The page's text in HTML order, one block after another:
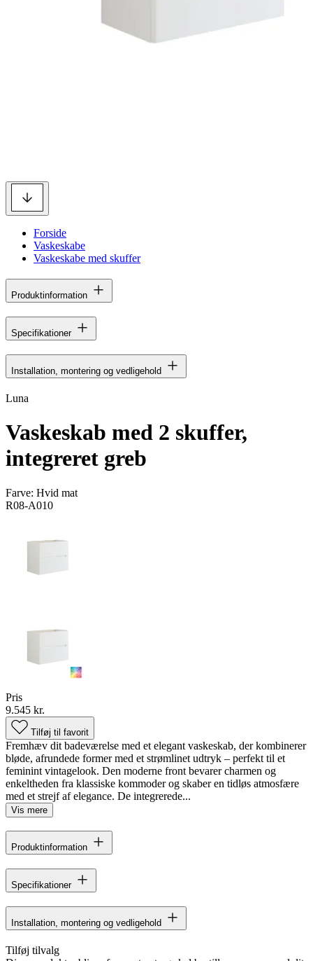
Forside
Vaskeskabe
Vaskeskabe med skuffer
Produktinformation
Specifikationer
Installation, montering og vedligehold
Luna
Vaskeskab med 2 skuffer,
integreret greb
Farve: Hvid mat
R08-A010
Pris
9.545 kr.
Tilføj til favorit
Fremhæv dit badeværelse med et elegant vaskeskab, der kombinerer
bløde, afrundede former med et strømlinet udtryk – perfekt til et
feminint vintagelook. Den moderne front bevarer charmen og
enkeltheden fra klassiske kommoder og skaber en tidløs atmosfære
med et strejf af elegance. De integrerede...
Vis mere
Produktinformation
Specifikationer
Installation, montering og vedligehold
Tilføj tilvalg